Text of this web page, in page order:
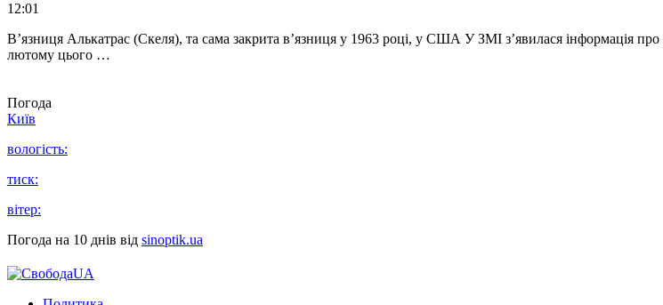
12:01
В’язниця Алькатрас (Скеля), та сама закрита в’язниця у 1963 році, у США У ЗМІ з’явилася інформація
лютому цього …
Погода
Київ
вологість:
тиск:
вітер:
Погода на 10 днів від sinoptik.ua